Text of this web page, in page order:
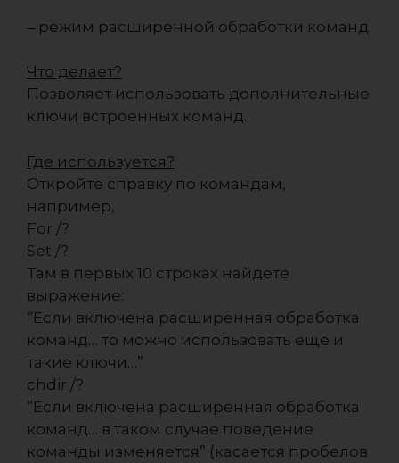
– режим расширенной обработки команд.
Что делает?
Позволяет использовать дополнительные
ключи встроенных команд.
Где используется?
Откройте справку по командам,
например,
For /?
Set /?
Там в первых 10 строках найдете
выражение:
“Если включена расширенная обработка
команд… то можно использовать еще и
такие ключи…”
chdir /?
“Если включена расширенная обработка
команд… в таком случае поведение
команды изменяется” (касается пробелов